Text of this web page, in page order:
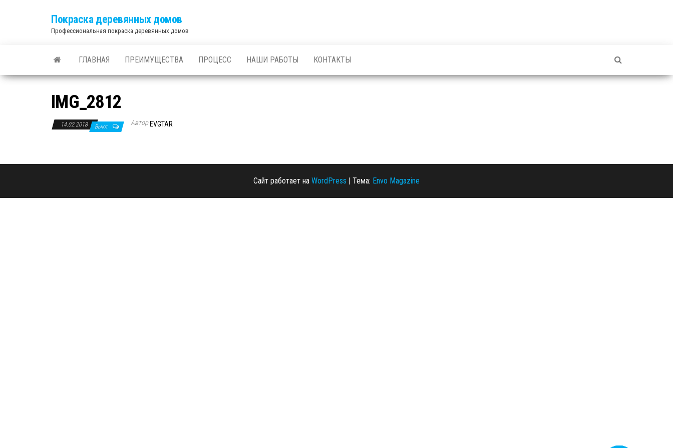
Покраска деревянных домов
Профессиональная покраска деревянных домов
ГЛАВНАЯ ПРЕИМУЩЕСТВА ПРОЦЕСС НАШИ РАБОТЫ КОНТАКТЫ
IMG_2812
14.02.2018 Выкл. Автор EVGTAR
Сайт работает на WordPress | Тема: Envo Magazine